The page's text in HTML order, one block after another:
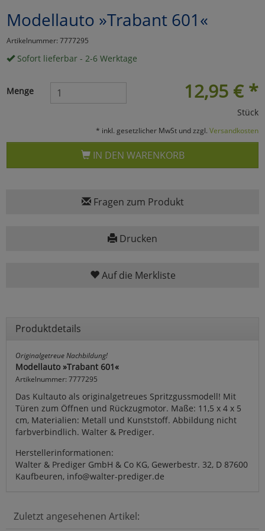
Modellauto »Trabant 601«
Artikelnummer: 7777295
Sofort lieferbar - 2-6 Werktage
12,95 € *
Menge
Stück
* inkl. gesetzlicher MwSt und zzgl. Versandkosten
IN DEN WARENKORB
Fragen zum Produkt
Drucken
Auf die Merkliste
Produktdetails
Originalgetreue Nachbildung!
Modellauto »Trabant 601«
Artikelnummer: 7777295
Das Kultauto als originalgetreues Spritzgussmodell! Mit
Türen zum Öffnen und Rückzugmotor. Maße: 11,5 x 4 x 5
cm, Materialien: Metall und Kunststoff. Abbildung nicht
farbverbindlich. Walter & Prediger.
Herstellerinformationen:
Walter & Prediger GmbH & Co KG, Gewerbestr. 32, D 87600
Kaufbeuren, info@walter-prediger.de
Zuletzt angesehenen Artikel:
Marketing
Umfragetools
Cookies
Einstellungen speichern
zurückzu Haupptseite